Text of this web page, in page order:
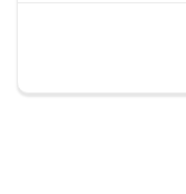
Yanında hediye